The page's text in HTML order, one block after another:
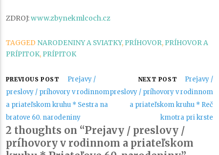
ZDROJ:www.zbynekmlcoch.cz
TAGGED NARODENINY A SVIATKY, PRÍHOVOR, PRÍHOVOR A
PRÍPITOK, PRÍPITOK
Navigácia
v
článku
PREVIOUS POST
Prejavy /
preslovy / príhovory v rodinnom
a priateľskom kruhu * Sestra na
bratove 60. narodeniny
NEXT POST
Prejavy /
preslovy / príhovory v rodinnom
a priateľskom kruhu * Reč
kmotra pri krste
2 thoughts on “Prejavy / preslovy /
príhovory v rodinnom a priateľskom